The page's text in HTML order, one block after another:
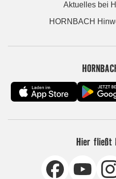
Aktuelles bei
HORNBACH
Hier fließt